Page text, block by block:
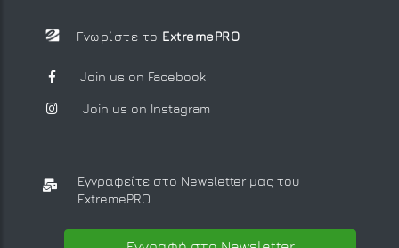
Γνωρίστε το ExtremePRO
Join us on Facebook
Join us on Instagram
Εγγραφείτε στο Newsletter μας του
ExtremePRO.